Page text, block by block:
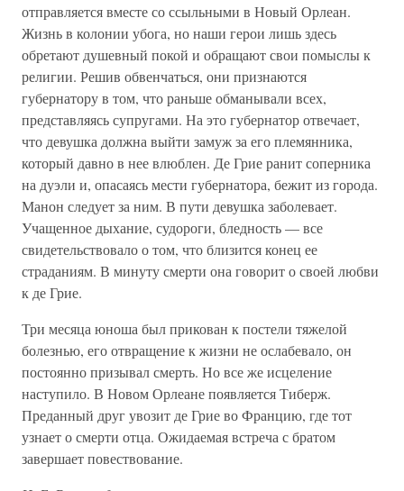
отправляется вместе со ссыльными в Новый Орлеан.
Жизнь в колонии убога, но наши герои лишь здесь
обретают душевный покой и обращают свои помыслы к
религии. Решив обвенчаться, они признаются
губернатору в том, что раньше обманывали всех,
представляясь супругами. На это губернатор отвечает,
что девушка должна выйти замуж за его племянника,
который давно в нее влюблен. Де Грие ранит соперника
на дуэли и, опасаясь мести губернатора, бежит из города.
Манон следует за ним. В пути девушка заболевает.
Учащенное дыхание, судороги, бледность — все
свидетельствовало о том, что близится конец ее
страданиям. В минуту смерти она говорит о своей любви
к де Грие.
Три месяца юноша был прикован к постели тяжелой
болезнью, его отвращение к жизни не ослабевало, он
постоянно призывал смерть. Но все же исцеление
наступило. В Новом Орлеане появляется Тиберж.
Преданный друг увозит де Грие во Францию, где тот
узнает о смерти отца. Ожидаемая встреча с братом
завершает повествование.